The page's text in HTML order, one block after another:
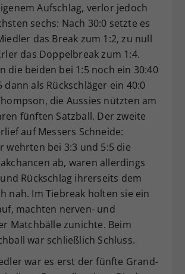
Aufschlag, verlor jedoch
sechs: Nach 30:0 setzte es
das Break zum 1:2, zu null
das Doppelbreak zum 1:4.
die beiden bei 1:5 noch ein 30:40
dann als Rückschläger ein 40:0
die Aussies nützten am
fünften Satzball. Der zweite
auf Messers Schneide:
wehrten bei 3:3 und 5:5 die
ab, waren allerdings
Rückschlag ihrerseits dem
nah. Im Tiebreak holten sie ein
machten nerven- und
Matchbälle zunichte. Beim
war schließlich Schluss.
war es erst der fünfte Grand-